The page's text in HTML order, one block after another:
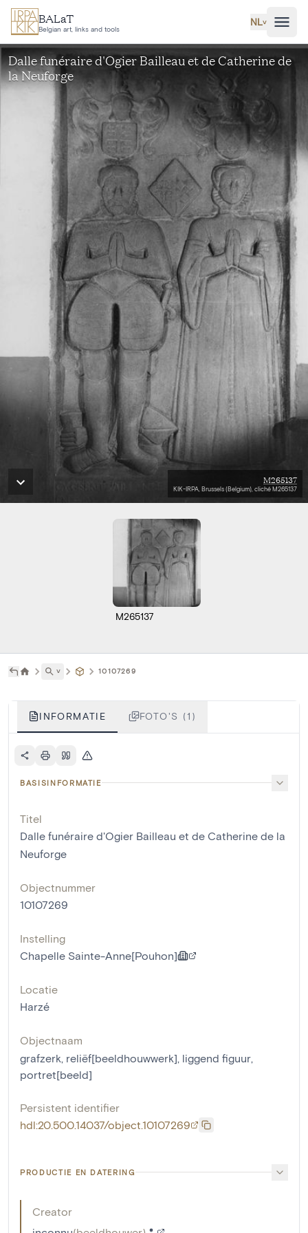
Ga naar hoofdinhoud
BALaT
Belgian art, links and tools
NL˅
Dalle funéraire d'Ogier Bailleau et de Catherine de
la Neuforge
M265137
KIK-IRPA, Brussels (Belgium), cliché M265137
M265137
˅ 10107269
INFORMATIE FOTO'S (1)
BASISINFORMATIE
Titel
Dalle funéraire d'Ogier Bailleau et de Catherine de la
Neuforge
Objectnummer
10107269
Instelling
Chapelle Sainte-Anne[Pouhon]
Locatie
Harzé
Objectnaam
grafzerk, reliëf[beeldhouwwerk], liggend figuur,
portret[beeld]
Persistent identifier
hdl:20.500.14037/object.10107269
PRODUCTIE EN DATERING
Creator